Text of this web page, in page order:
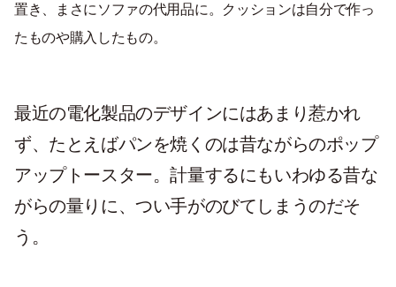
置き、まさにソファの代用品に。クッションは自分で作っ
たものや購入したもの。
最近の電化製品のデザインにはあまり惹かれ
ず、たとえばパンを焼くのは昔ながらのポップ
アップトースター。計量するにもいわゆる昔な
がらの量りに、つい手がのびてしまうのだそ
う。